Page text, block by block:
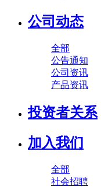
公司动态
全部
公告通知
公司资讯
产品资讯
投资者关系
加入我们
全部
社会招聘